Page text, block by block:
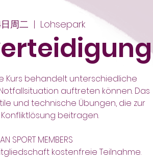
周二
  |
Lohsepark
Kurs behandelt unterschiedliche
auftreten können. Das
und technische Übungen, die zur
beitragen.
SPORT MEMBERS
kostenfreie Teilnahme.